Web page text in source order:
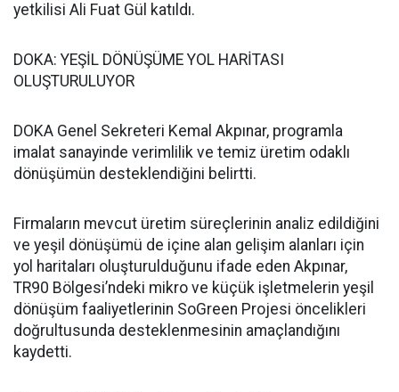
yetkilisi Ali Fuat Gül katıldı.
DOKA: YEŞİL DÖNÜŞÜME YOL HARİTASI
OLUŞTURULUYOR
DOKA Genel Sekreteri Kemal Akpınar, programla
imalat sanayinde verimlilik ve temiz üretim odaklı
dönüşümün desteklendiğini belirtti.
Firmaların mevcut üretim süreçlerinin analiz edildiğini
ve yeşil dönüşümü de içine alan gelişim alanları için
yol haritaları oluşturulduğunu ifade eden Akpınar,
TR90 Bölgesi’ndeki mikro ve küçük işletmelerin yeşil
dönüşüm faaliyetlerinin SoGreen Projesi öncelikleri
doğrultusunda desteklenmesinin amaçlandığını
kaydetti.